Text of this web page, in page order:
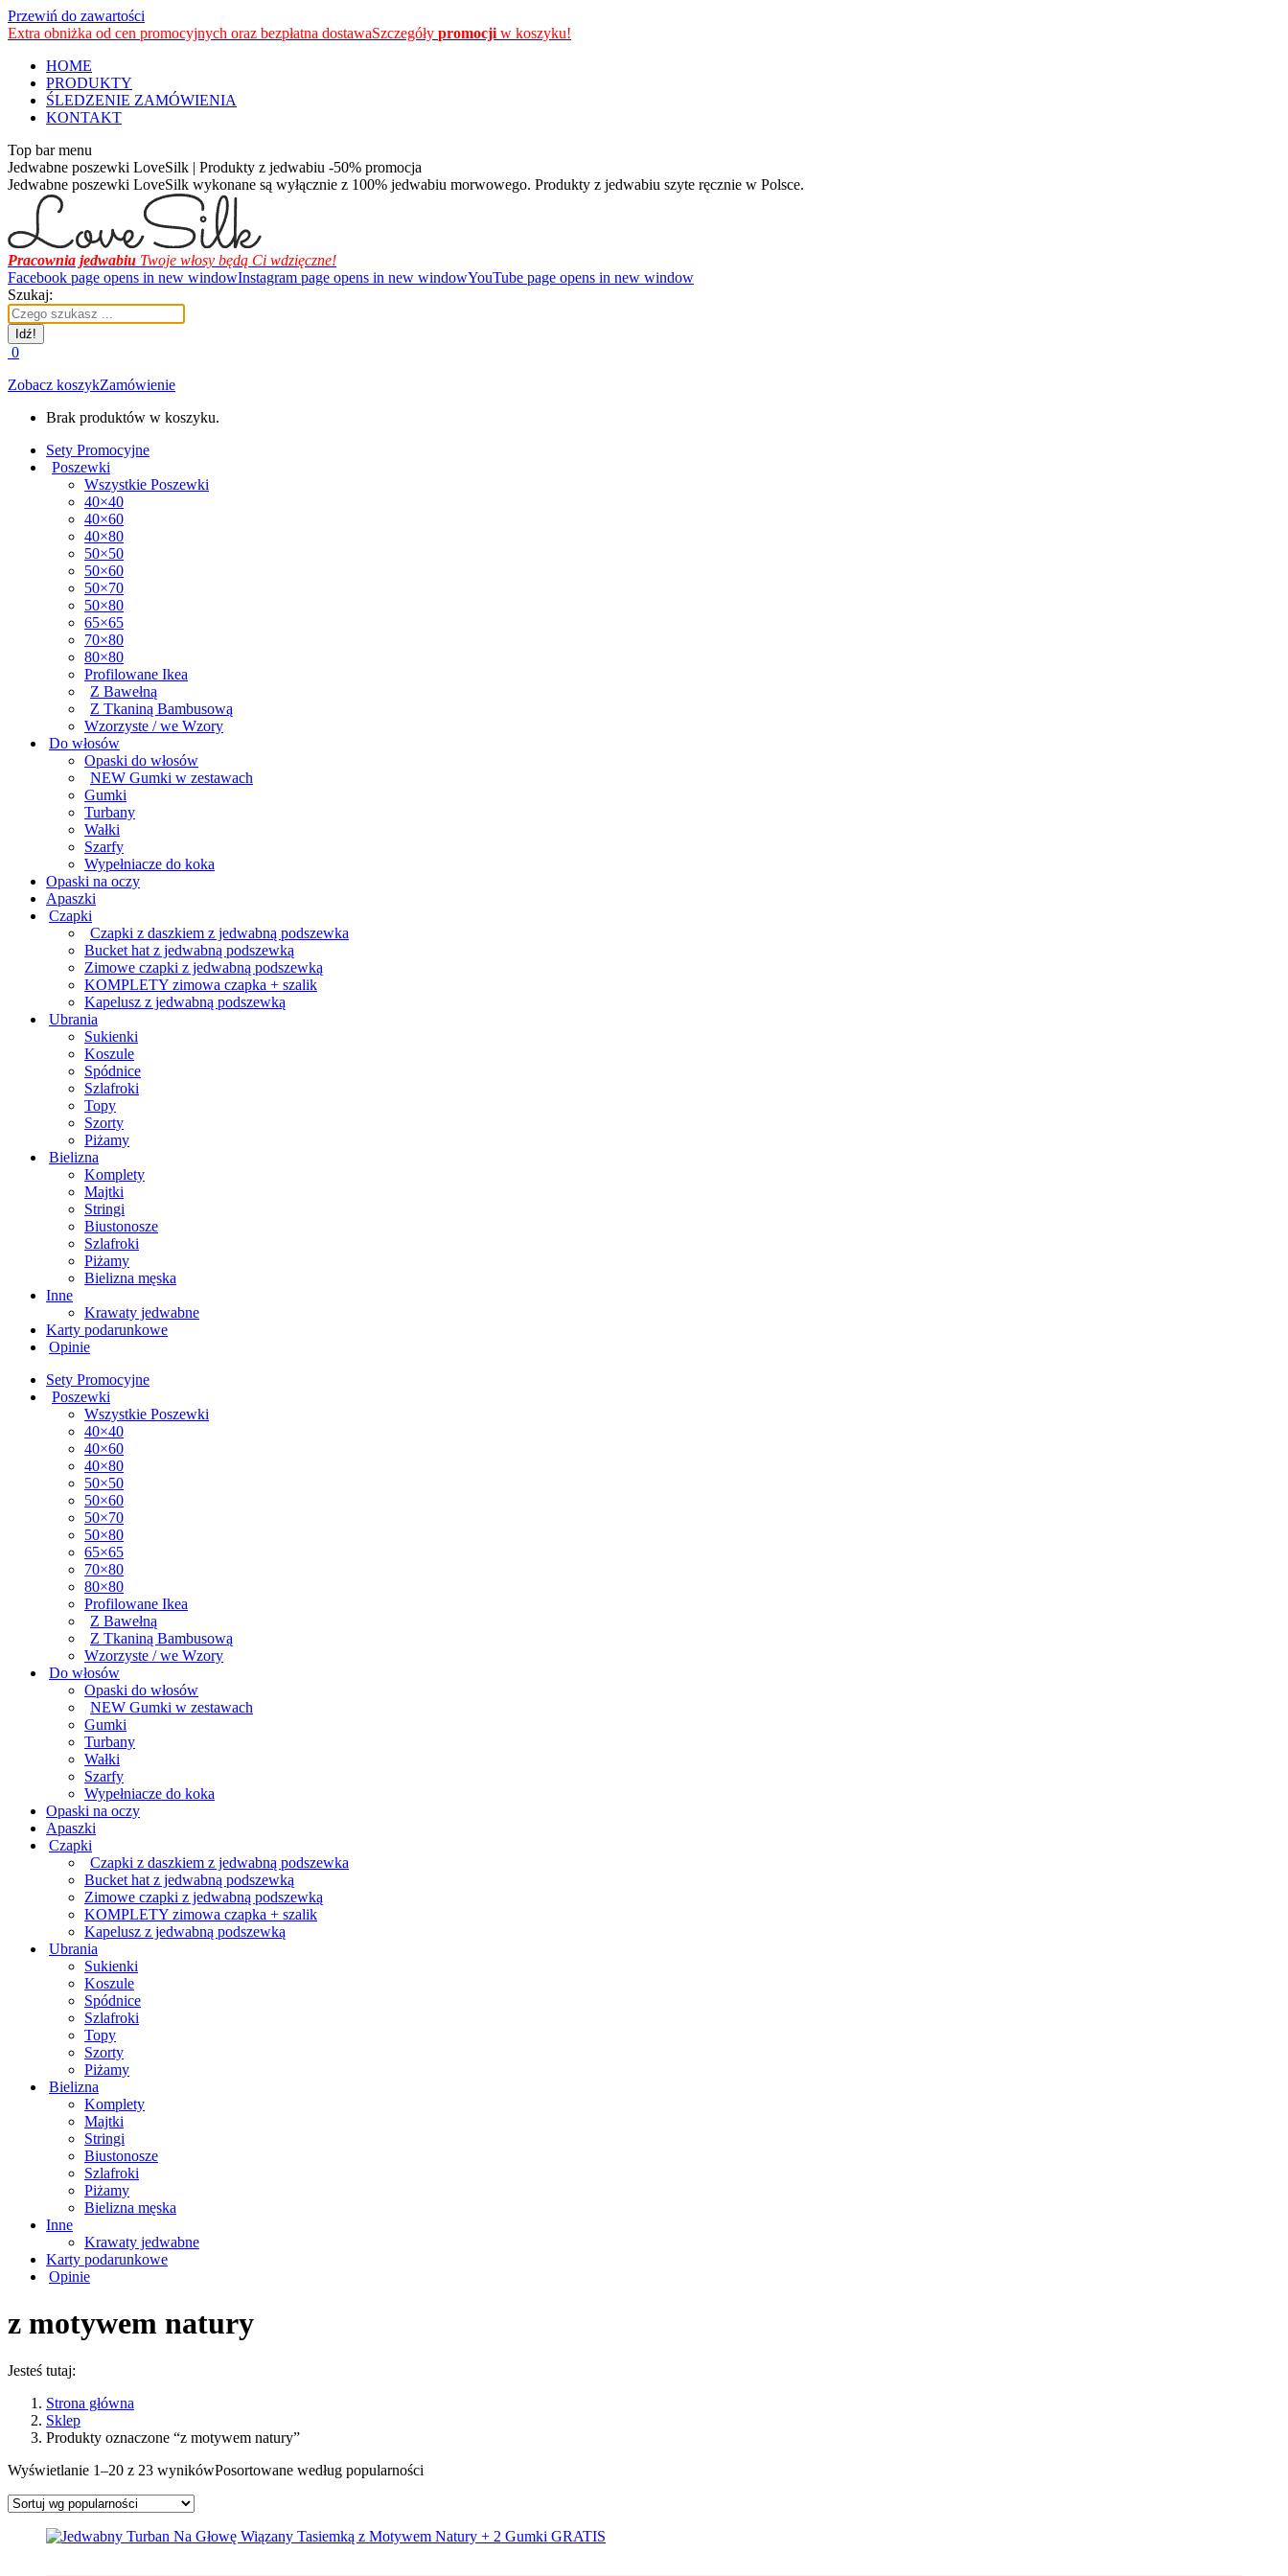
Przewiń do zawartości
Extra obniżka od cen promocyjnych oraz bezpłatna dostawaSzczegóły promocji w koszyku!
HOME
PRODUKTY
ŚLEDZENIE ZAMÓWIENIA
KONTAKT
Top bar menu
Jedwabne poszewki LoveSilk | Produkty z jedwabiu -50% promocja
Jedwabne poszewki LoveSilk wykonane są wyłącznie z 100% jedwabiu morwowego. Produkty z jedwabiu szyte ręcznie w Polsce.
Pracownia jedwabiu Twoje włosy będą Ci wdzięczne!
Facebook page opens in new windowInstagram page opens in new windowYouTube page opens in new window
Szukaj:
0
Zobacz koszykZamówienie
Brak produktów w koszyku.
Sety Promocyjne
Poszewki
Wszystkie Poszewki
40×40
40×60
40×80
50×50
50×60
50×70
50×80
65×65
70×80
80×80
Profilowane Ikea
Z Bawełną
Z Tkaniną Bambusową
Wzorzyste / we Wzory
Do włosów
Opaski do włosów
NEW Gumki w zestawach
Gumki
Turbany
Wałki
Szarfy
Wypełniacze do koka
Opaski na oczy
Apaszki
Czapki
Czapki z daszkiem z jedwabną podszewka
Bucket hat z jedwabną podszewką
Zimowe czapki z jedwabną podszewką
KOMPLETY zimowa czapka + szalik
Kapelusz z jedwabną podszewką
Ubrania
Sukienki
Koszule
Spódnice
Szlafroki
Topy
Szorty
Piżamy
Bielizna
Komplety
Majtki
Stringi
Biustonosze
Szlafroki
Piżamy
Bielizna męska
Inne
Krawaty jedwabne
Karty podarunkowe
Opinie
Sety Promocyjne
Poszewki
Wszystkie Poszewki
40×40
40×60
40×80
50×50
50×60
50×70
50×80
65×65
70×80
80×80
Profilowane Ikea
Z Bawełną
Z Tkaniną Bambusową
Wzorzyste / we Wzory
Do włosów
Opaski do włosów
NEW Gumki w zestawach
Gumki
Turbany
Wałki
Szarfy
Wypełniacze do koka
Opaski na oczy
Apaszki
Czapki
Czapki z daszkiem z jedwabną podszewka
Bucket hat z jedwabną podszewką
Zimowe czapki z jedwabną podszewką
KOMPLETY zimowa czapka + szalik
Kapelusz z jedwabną podszewką
Ubrania
Sukienki
Koszule
Spódnice
Szlafroki
Topy
Szorty
Piżamy
Bielizna
Komplety
Majtki
Stringi
Biustonosze
Szlafroki
Piżamy
Bielizna męska
Inne
Krawaty jedwabne
Karty podarunkowe
Opinie
z motywem natury
Jesteś tutaj:
Strona główna
Sklep
Produkty oznaczone “z motywem natury”
Wyświetlanie 1–20 z 23 wynikówPosortowane według popularności